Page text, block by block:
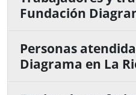
Fundación
Personas
Diagrama en La